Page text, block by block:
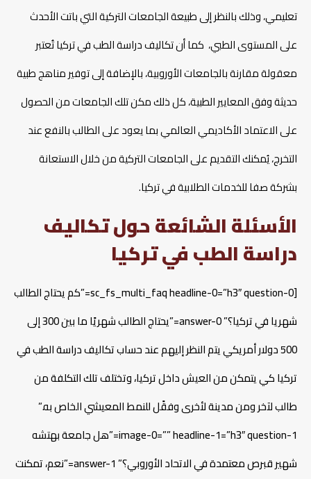
تعليمي، وذلك بالنظر إلى طبيعة الجامعات التركية التي باتت الأحدث
على المستوى الطبي، كما أن تكاليف دراسة الطب في تركيا تُعتبر
معقولة مقارنة بالجامعات الأوروبية، بالإضافة إلى توفير مناهج طبية
حديثة وفق المعايير الطبية، كل ذلك مكن تلك الجامعات من الحصول
على الاعتماد الأكاديمي العالمي بما يعود على الطالب بالنفع عند
التخرج، يُمكنك التقديم على الجامعات التركية من خلال الاستعانة
بشركة صفا للخدمات الطلابية في تركيا.
الأسئلة الشائعة حول تكاليف
دراسة الطب في تركيا
[sc_fs_multi_faq headline-0=”h3″ question-0=”كم يحتاج الطالب
شهريا في تركيا؟” answer-0=”يحتاج الطالب شهريًا ما بين 300 إلى
500 دولار أمريكي يتم النظر إليهم عند حساب تكاليف دراسة الطب في
تركيا كي يتمكن من العيش داخل تركيا، وتختلف تلك التكلفة من
طالب لآخر ومن مدينة لأخرى وفقًل للنمط المعيشي الخاص به.”
image-0=”” headline-1=”h3″ question-1=”هل جامعة بهتشه
شهير قبرص معتمدة في الاتحاد الأوروبي؟” answer-1=”نعم، تمكنت